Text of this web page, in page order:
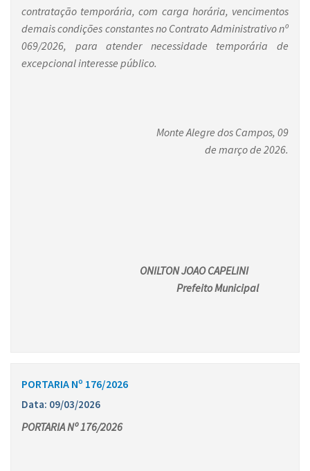
contratação temporária, com carga horária, vencimentos
demais condições constantes no Contrato Administrativo nº
069/2026, para atender necessidade temporária de
excepcional interesse público.
Monte Alegre dos Campos, 09
de março de 2026.
ONILTON JOAO CAPELINI
Prefeito Municipal
PORTARIA Nº 176/2026
Data: 09/03/2026
PORTARIA Nº 176/2026